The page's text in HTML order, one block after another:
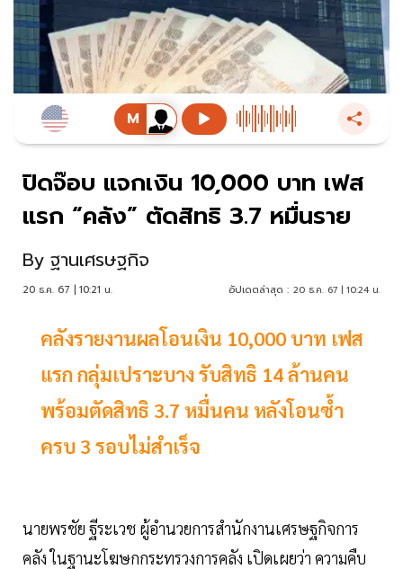
ปิดจ๊อบ แจกเงิน 10,000 บาท เฟส
แรก “คลัง” ตัดสิทธิ 3.7 หมื่นราย
By ฐานเศรษฐกิจ
20 ธ.ค. 67 | 10:21 น. อัปเดตล่าสุด : 20 ธ.ค. 67 | 10:24 น.
คลังรายงานผลโอนเงิน 10,000 บาท เฟส
แรก กลุ่มเปราะบาง รับสิทธิ 14 ล้านคน
พร้อมตัดสิทธิ 3.7 หมื่นคน หลังโอนซ้ำ
ครบ 3 รอบไม่สำเร็จ
นายพรชัย ฐีระเวช ผู้อำนวยการสำนักงานเศรษฐกิจการ
คลัง ในฐานะโฆษกกระทรวงการคลัง เปิดเผยว่า ความคืบ